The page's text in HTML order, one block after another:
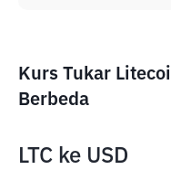
Kurs Tukar
Berbeda
LTC ke USD